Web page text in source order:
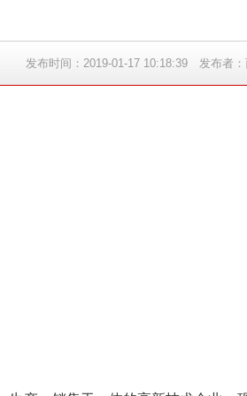
发布时间：2019-01-17 10:18:39 发布者：